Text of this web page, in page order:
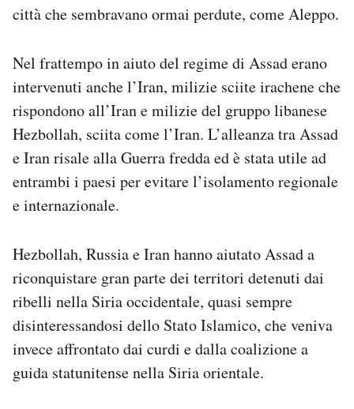
città che sembravano ormai perdute, come Aleppo.
Nel frattempo in aiuto del regime di Assad erano
intervenuti anche l’Iran, milizie sciite irachene che
rispondono all’Iran e milizie del gruppo libanese
Hezbollah, sciita come l’Iran. L’alleanza tra Assad
e Iran risale alla Guerra fredda ed è stata utile ad
entrambi i paesi per evitare l’isolamento regionale
e internazionale.
Hezbollah, Russia e Iran hanno aiutato Assad a
riconquistare gran parte dei territori detenuti dai
ribelli nella Siria occidentale, quasi sempre
disinteressandosi dello Stato Islamico, che veniva
invece affrontato dai curdi e dalla coalizione a
guida statunitense nella Siria orientale.